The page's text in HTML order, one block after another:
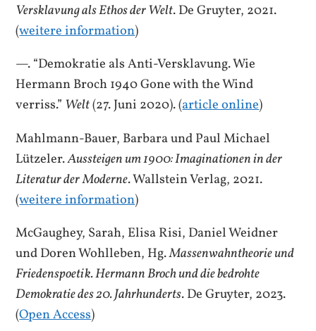
Versklavung als Ethos der Welt. De Gruyter, 2021.
(weitere information)
—. “Demokratie als Anti-Versklavung. Wie
Hermann Broch 1940 Gone with the Wind
verriss.” Welt(27. Juni 2020). (article online)
Mahlmann-Bauer, Barbara und Paul Michael
Lützeler.Aussteigen um 1900: Imaginationen in der
Literatur derModerne. Wallstein Verlag, 2021.
(weitere information)
McGaughey, Sarah, Elisa Risi, Daniel Weidner
und Doren Wohlleben, Hg.Massenwahntheorie und
Friedenspoetik. Hermann Broch und die bedrohte
Demokratie des 20. Jahrhunderts. De Gruyter, 2023.
(Open Access)